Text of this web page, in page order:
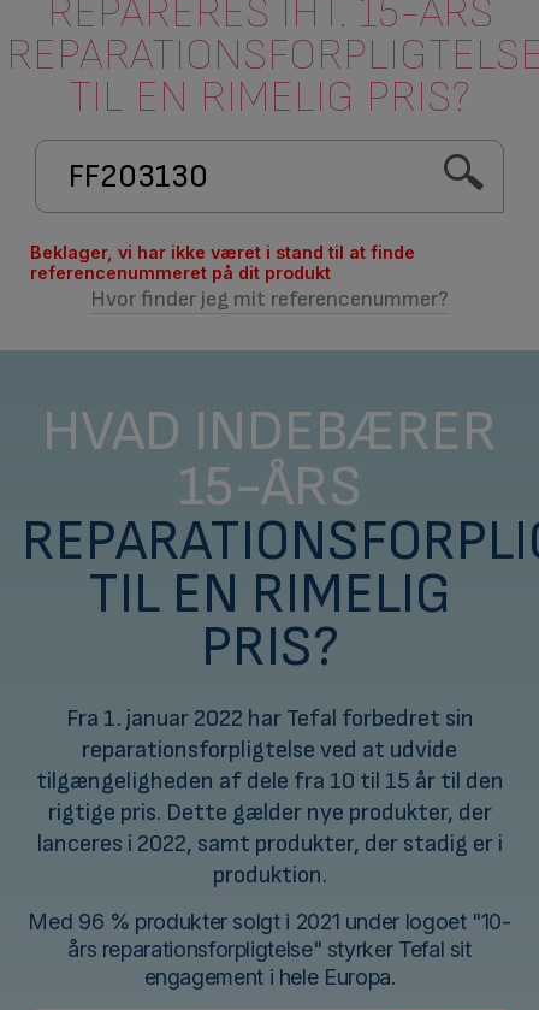
REPARERES IHT. 15-ÅRS
TIL EN RIMELIG PRIS?
Beklager, vi har ikke været i stand til at finde
referencenummeret på dit produkt
Hvor finder jeg mit referencenummer?
HVAD INDEBÆRER
15-ÅRS
TIL EN RIMELIG
PRIS?
Fra 1. januar 2022 har Tefal forbedret sin
reparationsforpligtelse ved at udvide
tilgængeligheden af dele fra 10 til 15 år til den
rigtige pris. Dette gælder nye produkter, der
lanceres i 2022, samt produkter, der stadig er i
produktion.
Med 96 % produkter solgt i 2021 under logoet "10-
års reparationsforpligtelse" styrker Tefal sit
engagement i hele Europa.